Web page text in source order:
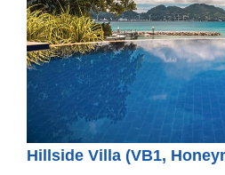
Hillside Villa (VB1,